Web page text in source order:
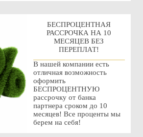
БЕСПРОЦЕНТНАЯ
РАССРОЧКА НА 10
МЕСЯЦЕВ БЕЗ
ПЕРЕПЛАТ!
В нашей компании есть
отличная возможность
оформить
БЕСПРОЦЕНТНУЮ
рассрочку от банка
партнера сроком до 10
месяцев! Все проценты мы
берем на себя!